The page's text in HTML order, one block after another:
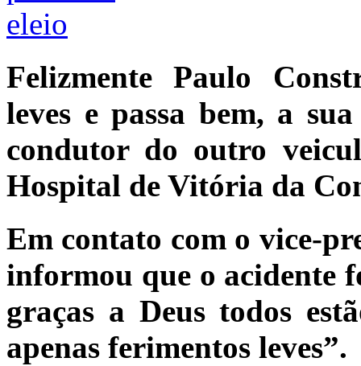
Felizmente Paulo
leves e passa bem, a
condutor do outro
Hospital de Vitória da
Em contato com o vice-
informou que o acidente
graças a Deus todos
apenas ferimentos leves”.